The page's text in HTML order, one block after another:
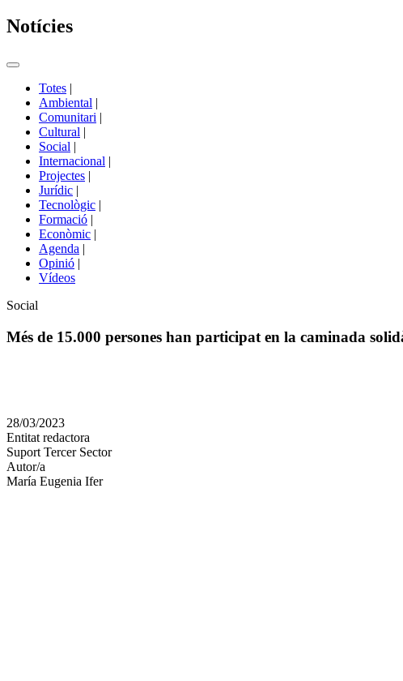
Notícies
Commutador
portals
Totes |
Ambiental |
Comunitari |
Cultural |
Social |
Internacional |
Projectes |
Jurídic |
Tecnològic |
Formació |
Econòmic |
Agenda |
Opinió |
Vídeos
Àmbit
la
Social
Més de 15.000 persones han participat en la caminada
en
altres
xarxes
socials
28/03/2023
Entitat redactora
Suport Tercer Sector
Autor/a
María Eugenia Ifer